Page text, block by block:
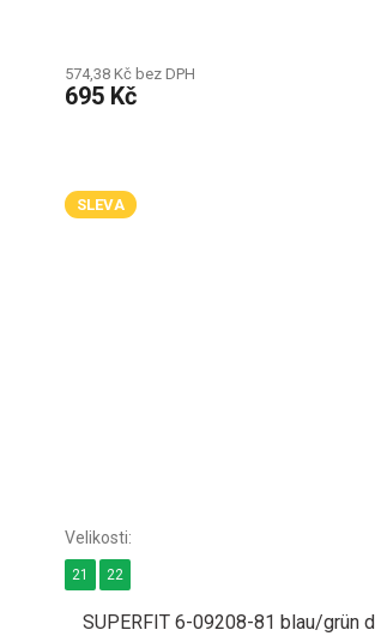
574,38 Kč bez DPH
695 Kč
SLEVA
SUPERFIT 6-09208-81 blau/grün
21 22